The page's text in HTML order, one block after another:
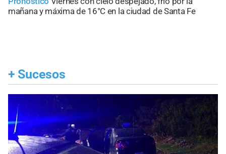
mañana y máxima de 16°C en la ciudad de Santa Fe
+ Sucesos